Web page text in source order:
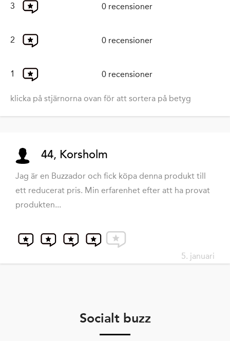
3 0 recensioner
2 0 recensioner
1 0 recensioner
klicka på stjärnorna ovan för att sortera på betyg
44, Korsholm
Jag är en Buzzador och fick köpa denna produkt till
ett reducerat pris. Min erfarenhet efter att ha provat
produkten...
5. januari
Socialt buzz